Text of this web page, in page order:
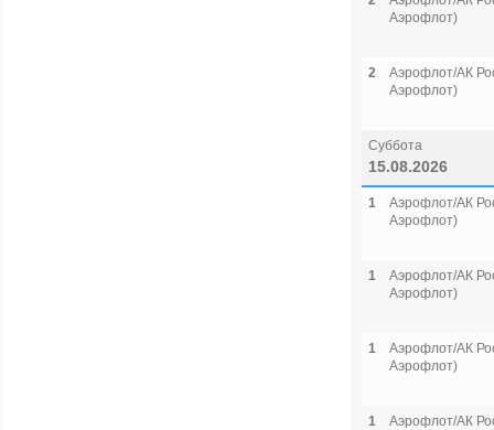
Аэрофлот)
2
Аэрофлот/АК
Аэрофлот)
Суббота
15.08.2026
1
Аэрофлот/АК
Аэрофлот)
1
Аэрофлот/АК
Аэрофлот)
1
Аэрофлот/АК
Аэрофлот)
1
Аэрофлот/АК